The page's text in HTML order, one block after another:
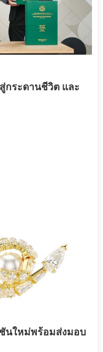
กระดานชีวิต และ
นใหม่พร้อมส่งมอบ